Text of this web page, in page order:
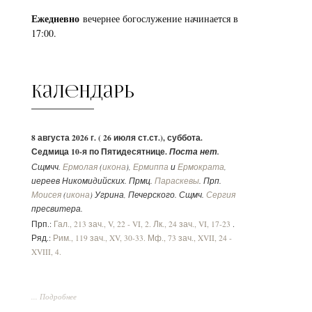
Ежедневновечернее богослужение начинается в
17:00.
Календарь
8 августа 2026 г. ( 26 июля ст.ст.), суббота.
Седмица 10-я по Пятидесятнице.Поста нет.
Сщмчч.Ермолая (икона),Ермиппа иЕрмократа,
иереев Никомидийских. Прмц.Параскевы. Прп.
Моисея (икона) Угрина, Печерского. Сщмч.Сергия
пресвитера.
Прп.: Гал., 213 зач., V, 22 - VI, 2. Лк., 24 зач., VI, 17-23 .
Ряд.: Рим., 119 зач., XV, 30-33. Мф., 73 зач., XVII, 24 -
XVIII, 4.
... Подробнее